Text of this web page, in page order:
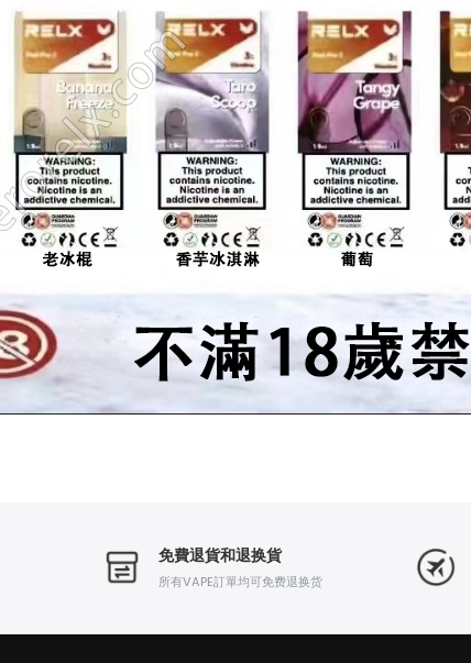
免費退貨和退换貨
所有VAPE訂單均可免费退换货